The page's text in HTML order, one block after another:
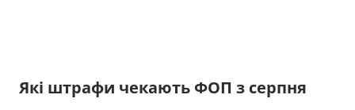
Які штрафи чекають ФОП з серпня